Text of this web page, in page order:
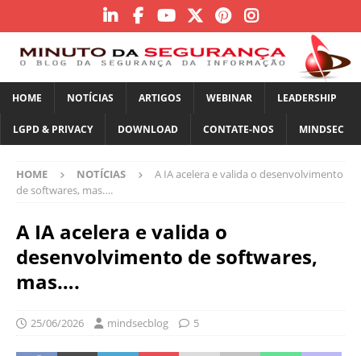
HOME NOTÍCIAS ARTIGOS WEBINAR LEADERSHIP
LGPD & PRIVACY DOWNLOAD CONTATE-NOS MINDSEC
HOME NOTÍCIAS
A IA acelera e valida o desenvolvimento
de softwares, mas….
A IA acelera e valida o
desenvolvimento de softwares,
mas….
25/06/2026 mindsecblog 5